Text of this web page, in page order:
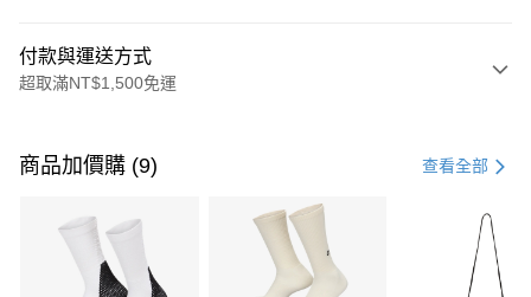
付款與運送方式
超取滿NT$1,500免運
信用卡一次付款
3 期 0 利率 每期 21家銀行
合作金庫商業銀行
第一商業銀行
商品加價購 (9) 查看全部